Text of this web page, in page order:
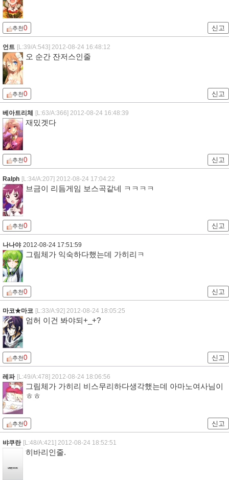
추천0 신고
언트 [L:39/A:543] 2012-08-24 16:48:12
오 순간 잔저스인줄
추천0 신고
베아트리체 [L:63/A:366] 2012-08-24 16:48:39
재밌겟다
추천0 신고
Ralph [L:34/A:207] 2012-08-24 17:04:22
브금이 리듬게임 보스곡같네 ㅋㅋㅋㅋ
추천0 신고
나나야 2012-08-24 17:51:59
그림체가 익숙하다했는데 가히리ㅋ
추천0 신고
마코★마코 [L:33/A:92] 2012-08-24 18:05:25
엄허 이건 봐야되+_+?
추천0 신고
레파 [L:49/A:478] 2012-08-24 18:06:56
그림체가 가히리 비스무리하다생각했는데 아마노여사님이
ㅎㅎ
추천0 신고
뱌쿠란 [L:48/A:421] 2012-08-24 18:52:51
히바리인줄.